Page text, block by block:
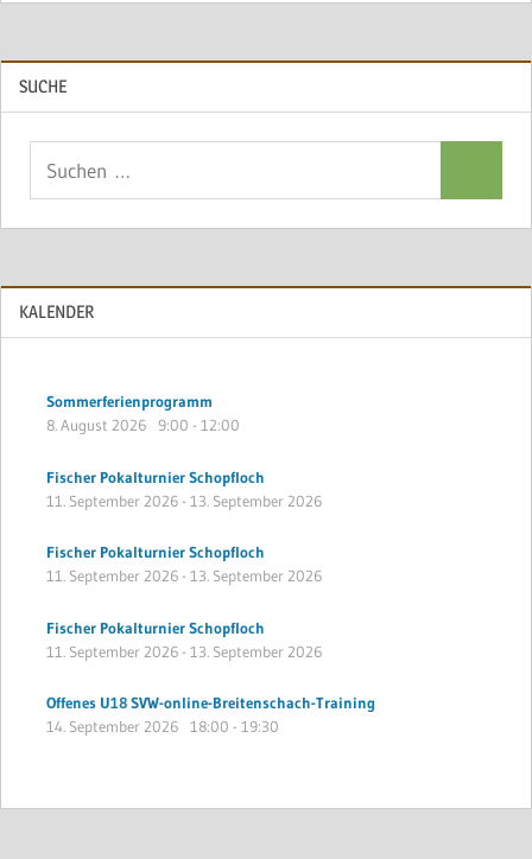
SUCHE
KALENDER
Sommerferienprogramm
8. August 2026 9:00 - 12:00
Fischer Pokalturnier Schopfloch
11. September 2026- 13. September 2026
Fischer Pokalturnier Schopfloch
11. September 2026- 13. September 2026
Fischer Pokalturnier Schopfloch
11. September 2026- 13. September 2026
Offenes U18 SVW-online-Breitenschach-Training
14. September 2026 18:00 - 19:30